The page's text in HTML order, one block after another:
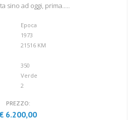
sino ad oggi, prima.....
Epoca
1973
21516 KM
350
Verde
2
PREZZO:
6.200,00